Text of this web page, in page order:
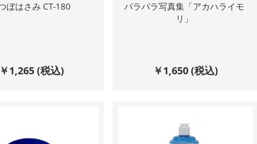
ぼはさみ CT-180
￥1,265(税込)
パラパラ写真集「アカハライモ
リ」
￥1,650(税込)